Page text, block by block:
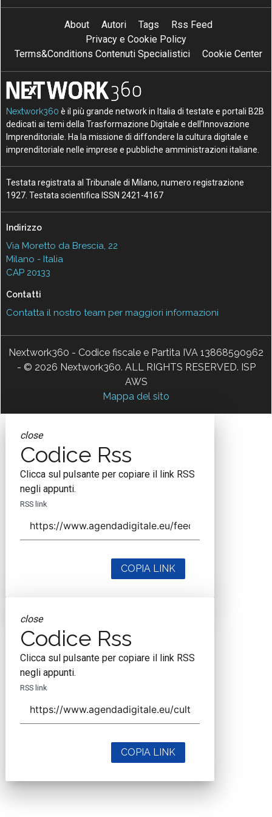
About Autori Tags
Rss Feed
Privacy e Cookie Policy
Terms&Conditions Contenuti Specialistici
Cookie Center
Nextwork360 è il più grande network in Italia di testate e portali B2B
dedicati ai temi della Trasformazione Digitale e dell’Innovazione
Imprenditoriale. Ha la missione di diffondere la cultura digitale e
imprenditoriale nelle imprese e pubbliche amministrazioni italiane.
Testata registrata al Tribunale di Milano, numero registrazione
1927. Testata scientifica ISSN 2421-4167
Indirizzo
Via Moretto da Brescia, 22
Milano - Italia
CAP 20133
Contatti
Contatta il nostro team per maggiori informazioni
Nextwork360 - Codice fiscale e Partita IVA 13868590962
- © 2026 Nextwork360. ALL RIGHTS RESERVED. ISP
AWS
Mappa del sito
close
Codice Rss
Clicca sul pulsante per copiare il link RSS
negli appunti.
RSS link
COPIA LINK
close
Codice Rss
Clicca sul pulsante per copiare il link RSS
negli appunti.
RSS link
COPIA LINK